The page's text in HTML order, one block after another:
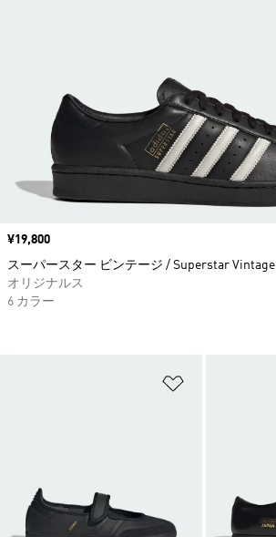
価格
¥19,800
スーパースター ビンテージ / Superstar Vintage
オリジナルス
6 カラー